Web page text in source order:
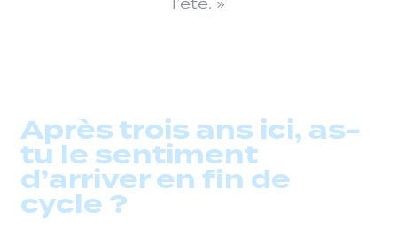
Après trois ans ici, as-
tu le sentiment
d’arriver en fin de
cycle ?